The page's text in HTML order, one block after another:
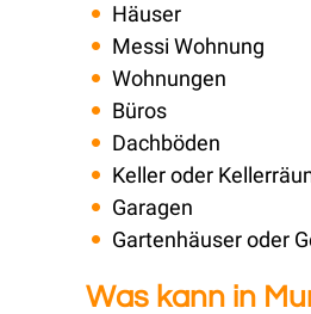
Häuser
Messi Wohnung
Wohnungen
Büros
Dachböden
Keller oder
Garagen
Gartenhäuser oder
Was kann in